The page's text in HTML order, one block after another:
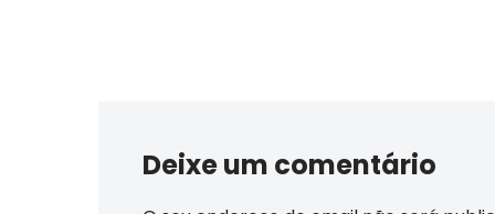
Deixe um comentário